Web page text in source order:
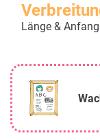
Länge &